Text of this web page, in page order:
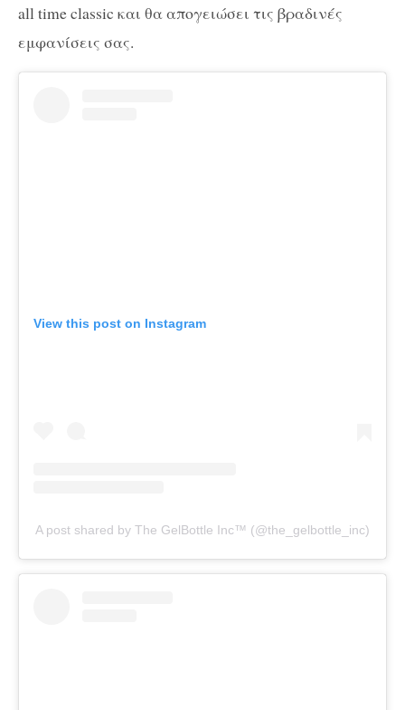
all time classic και θα απογειώσει τις βραδινές
εμφανίσεις σας.
View this post on Instagram
A post shared by The GelBottle Inc™ (@the_gelbottle_inc)